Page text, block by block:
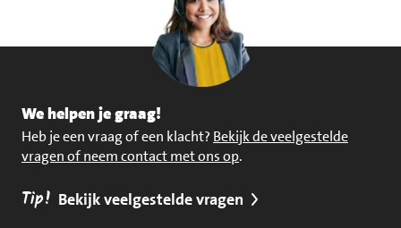
We helpen je graag!
Heb je een vraag of een klacht? Bekijk de veelgestelde
vragen of neem contact met ons op.
Tip! Bekijk veelgestelde vragen